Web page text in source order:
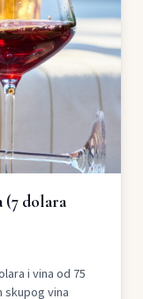
(7 dolara
i vina od 75
skupog vina